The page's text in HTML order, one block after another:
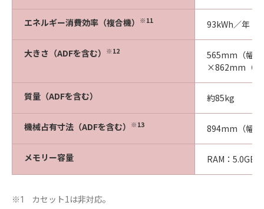
エネルギー消費効率（複合機） ※11 93kWh／年（
大きさ（ADFを含む） ※12
565mm（幅
×862mm（高
質量（ADFを含む） 約85kg
機械占有寸法（ADFを含む） ※13 894mm（幅
メモリー容量 RAM：5.0GB
※1 カセット1は非対応。